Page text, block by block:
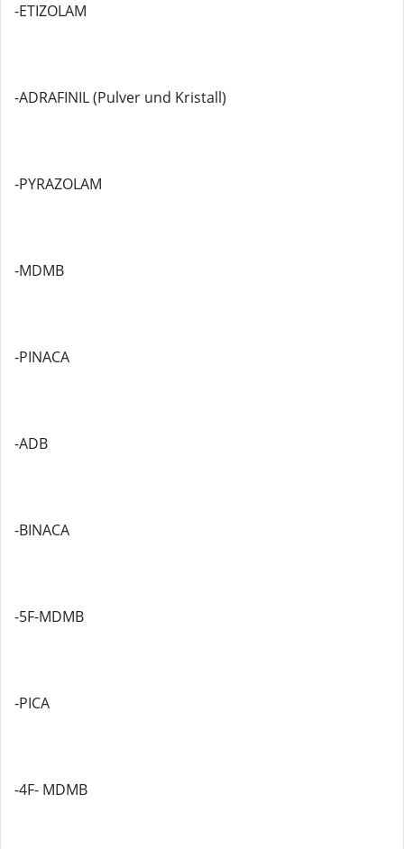
-ETIZOLAM
-ADRAFINIL (Pulver und Kristall)
-PYRAZOLAM
-MDMB
-PINACA
-ADB
-BINACA
-5F-MDMB
-PICA
-4F- MDMB